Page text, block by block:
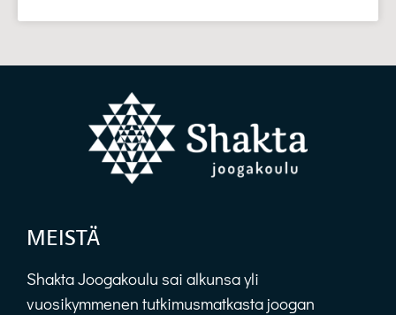
MEISTÄ
Shakta Joogakoulu sai alkunsa yli
vuosikymmenen tutkimusmatkasta joogan